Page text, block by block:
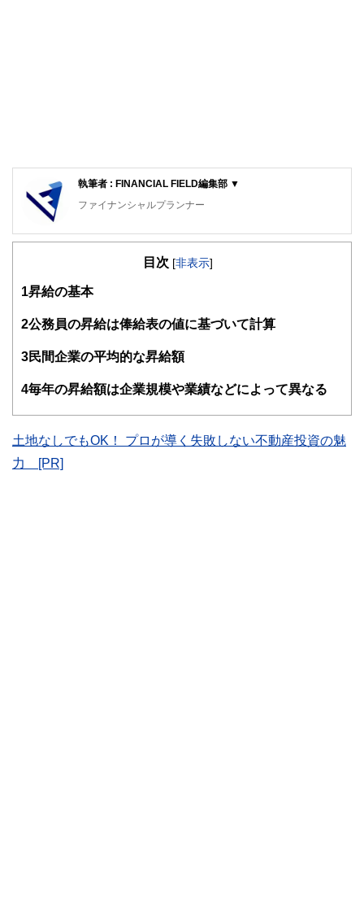
執筆者 : FINANCIAL FIELD編集部 ▼
ファイナンシャルプランナー
FinancialField編集部は、金融、経済に関する記事を、日々
知識がない方でも理解できるようわかりやすく発信していま
得者を中心に「お金や暮らし」に関する書籍・雑誌の編集経
験者で構成され、企画立案から記事掲載まですべての工程に
護士、税理士、宅地建物取引士、相続診断士、住宅ローンア
ど150名以上の有資格者を執筆者・監修者として迎え、むず
かしく感じられる年金や税金、相続、保険、ローンなどの話
目次 [非表示]
1昇給の基本
2公務員の昇給は俸給表の値に基づいて計算
3民間企業の平均的な昇給額
4毎年の昇給額は企業規模や業績などによって異なる
土地なしでもOK！ プロが導く失敗しない不動産投資の魅
力 [PR]